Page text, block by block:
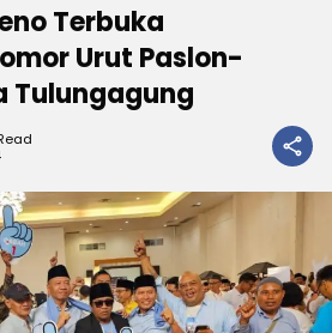
Terbuka
Urut Paslon-
Tulungagung